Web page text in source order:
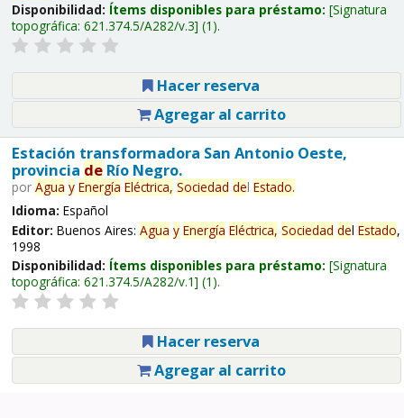
Disponibilidad: Ítems disponibles para préstamo: Signatura
topográfica: 621.374.5/A282/v.3 (1).
Hacer reserva
Agregar al carrito
Estación transformadora San Antonio Oeste,
provincia deRío Negro.
por Agua y Energía Eléctrica, Sociedad del Estado.
Idioma: Español
Editor: Buenos Aires: Agua y Energía Eléctrica, Sociedad del Estado,
1998
Disponibilidad: Ítems disponibles para préstamo: Signatura
topográfica: 621.374.5/A282/v.1 (1).
Hacer reserva
Agregar al carrito